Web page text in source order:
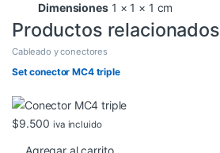
Dimensiones 1 × 1 × 1 cm
Productos relacionados
Cableado y conectores
Set conector MC4 triple
$9.500 iva incluido
Agregar al carrito